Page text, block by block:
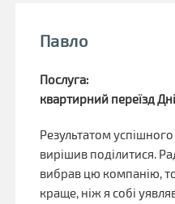
Павло
Послуга:
квартирний переїзд
Результатом
вирішив поділитися.
вибрав цю компанію,
краще, ніж я собі